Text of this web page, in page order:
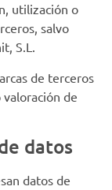
utilización o
salvo
S.L.
de terceros
de
datos
datos de